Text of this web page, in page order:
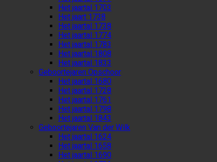
Het jaartal 1703
Het jaart 1738
Het jaartal 1738
Het jaartal 1774
Het jaartal 1783
Het jaartal 1808
Het jaartal 1833
Geboortejaren Opschoor
Het jaartal 1680
Het jaartal 1728
Het jaartal 1761
Het jaartal 1798
Het jaartal 1843
Geboortejaren Van der Wilk
Het jaartal 1624
Het jaartal 1658
Het jaartal 1690